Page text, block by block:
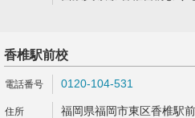
香椎駅前校
0120-104-531
福岡県福岡市東区香椎駅